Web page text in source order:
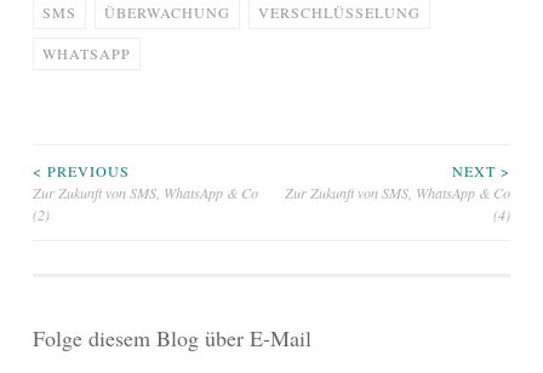
SMS ÜBERWACHUNG VERSCHLÜSSELUNG
WHATSAPP
Beitragsnavigation
< PREVIOUS
Zur Zukunft von SMS, WhatsApp & Co
(2)
NEXT >
Zur Zukunft von SMS, WhatsApp & Co
(4)
Folge diesem Blog über E-Mail